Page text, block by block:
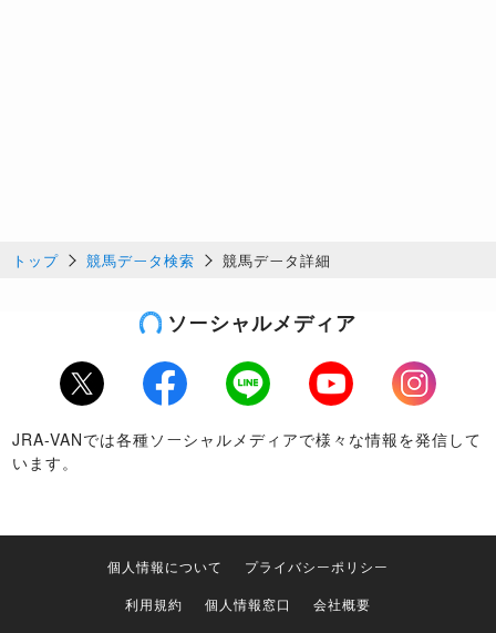
トップ 競馬データ検索 競馬データ詳細
ソーシャルメディア
Twitter Facebook LINE Youtube
Instagram
JRA-VANでは各種ソーシャルメディアで様々な情報を発信して
います。
個人情報について
プライバシーポリシー
利用規約
個人情報窓口
会社概要